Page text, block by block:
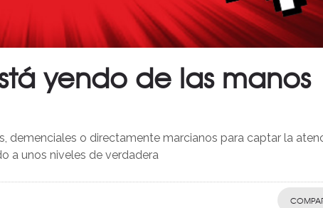
yendo de las manos
demenciales o directamente marcianos para captar la
a unos niveles de verdadera